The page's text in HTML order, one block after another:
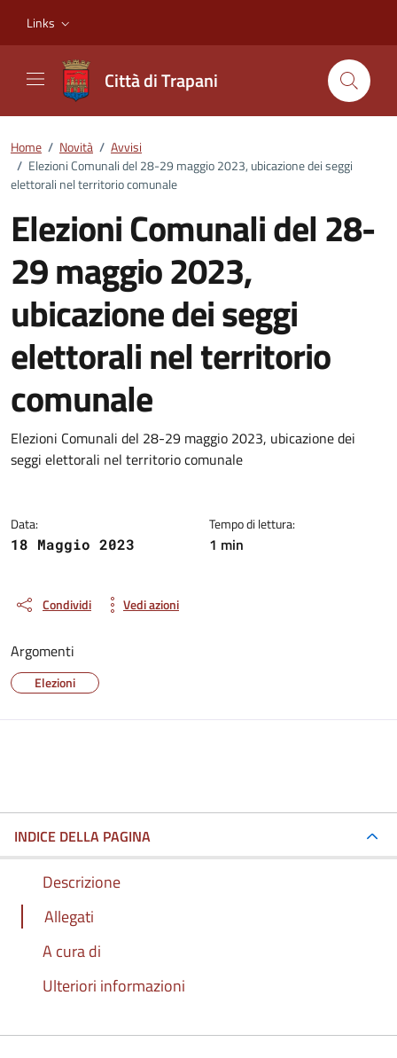
Links
Città di Trapani
Home / Novità / Avvisi
/ Elezioni Comunali del 28-29 maggio 2023, ubicazione dei seggi
elettorali nel territorio comunale
Elezioni Comunali del 28-
29 maggio 2023,
ubicazione dei seggi
elettorali nel territorio
comunale
Dettagli della notizia
Elezioni Comunali del 28-29 maggio 2023, ubicazione dei
seggi elettorali nel territorio comunale
Data:
18 Maggio 2023
Tempo di lettura:
1 min
Condividi Vedi azioni
Argomenti
Elezioni
INDICE DELLA PAGINA
Descrizione
Allegati
A cura di
Ulteriori informazioni